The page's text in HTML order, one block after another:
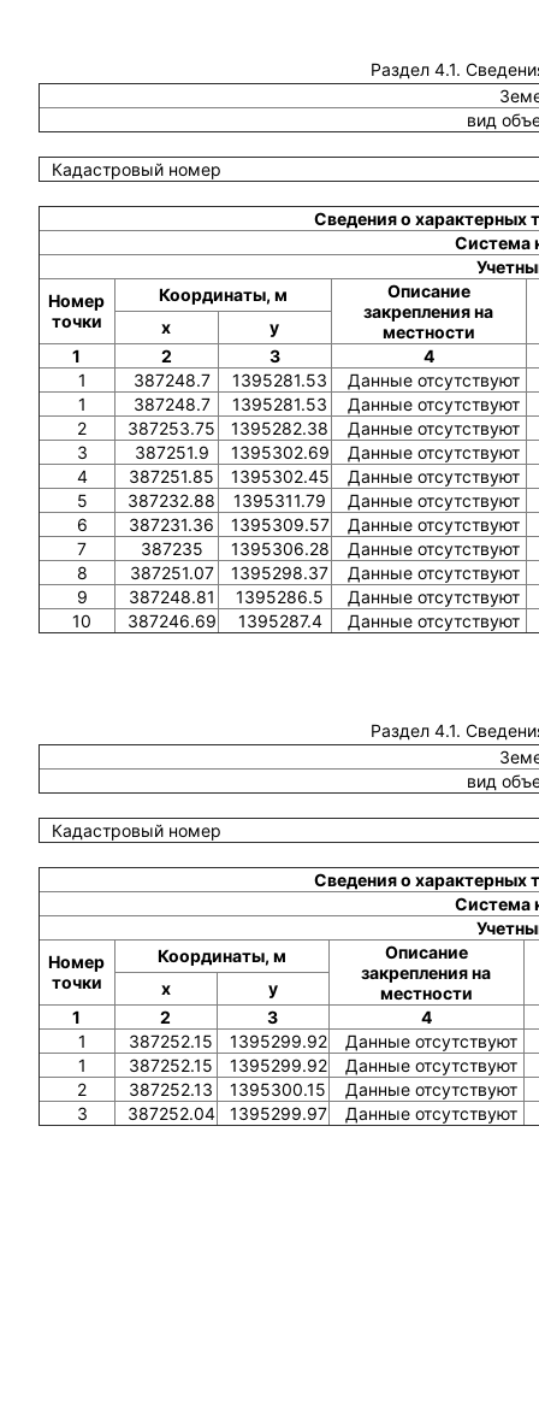
Раздел 4.1.
вид
Кадастровый номер
Сведения о характерных
Система
Номер
точки
Координаты, м
Описание
закрепления на
местности
x
y
1
2 3
4
1
387248.7 1395281.53
Данные отсутствуют
1
387248.7 1395281.53
Данные отсутствуют
2
387253.75 1395282.38
Данные отсутствуют
3
387251.9 1395302.69
Данные отсутствуют
4
387251.85 1395302.45
Данные отсутствуют
5
387232.88 1395311.79
Данные отсутствуют
6
387231.36 1395309.57
Данные отсутствуют
7
387235 1395306.28
Данные отсутствуют
8
387251.07 1395298.37
Данные отсутствуют
9
387248.81 1395286.5
Данные отсутствуют
10
387246.69 1395287.4 Данные отсутствуют
Раздел 4.1.
вид
Кадастровый номер
Сведения о характерных
Система
Номер
точки
Координаты, м
Описание
закрепления на
местности
x
y
1
2 3
4
1
387252.15 1395299.92
Данные отсутствуют
1
387252.15 1395299.92
Данные отсутствуют
2
387252.13 1395300.15
Данные отсутствуют
3
387252.04 1395299.97 Данные отсутствуют